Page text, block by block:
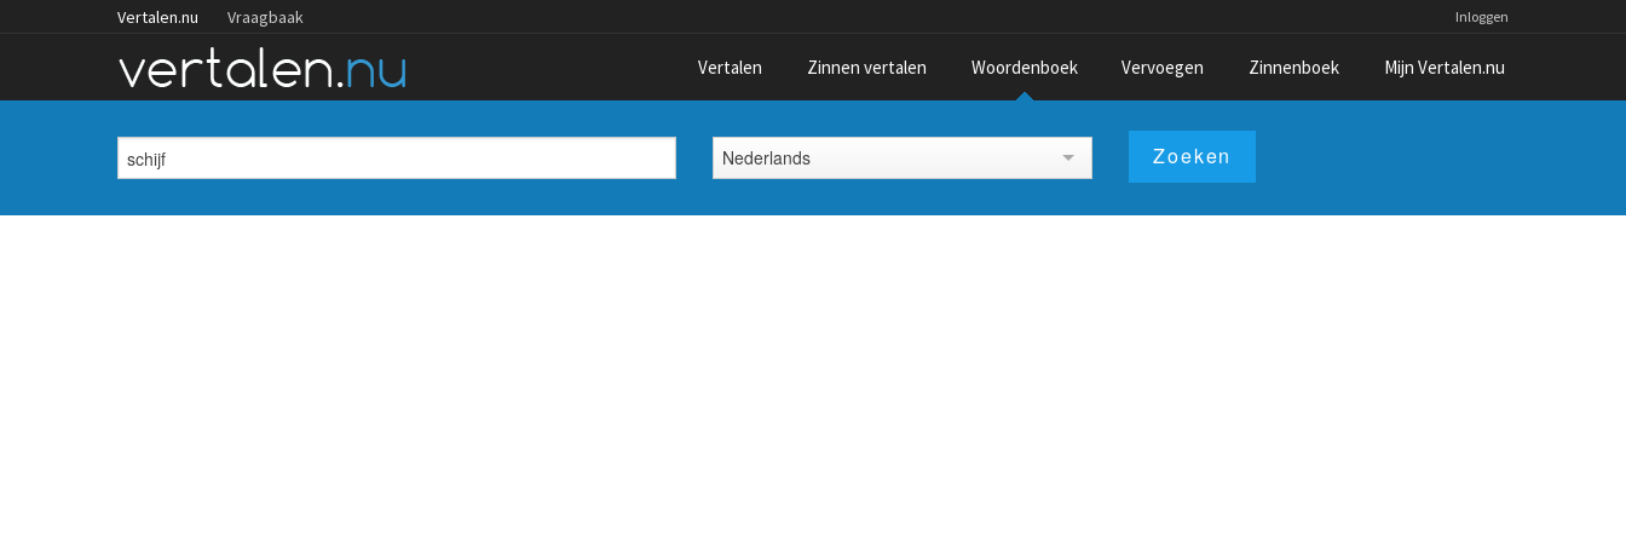
Vertalen.nu Vraagbaak Inloggen
Vertalen Zinnen vertalen Woordenboek Vervoegen Zinnenboek Mijn Vertalen.nu
Nederlands